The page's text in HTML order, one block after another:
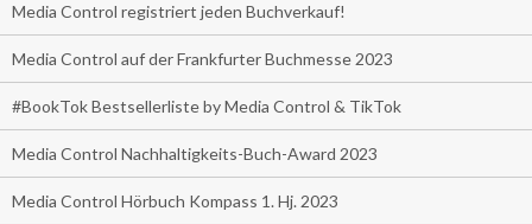
Media Control registriert jeden Buchverkauf!
Media Control auf der Frankfurter Buchmesse 2023
#BookTok Bestsellerliste by Media Control & TikTok
Media Control Nachhaltigkeits-Buch-Award 2023
Media Control Hörbuch Kompass 1. Hj. 2023